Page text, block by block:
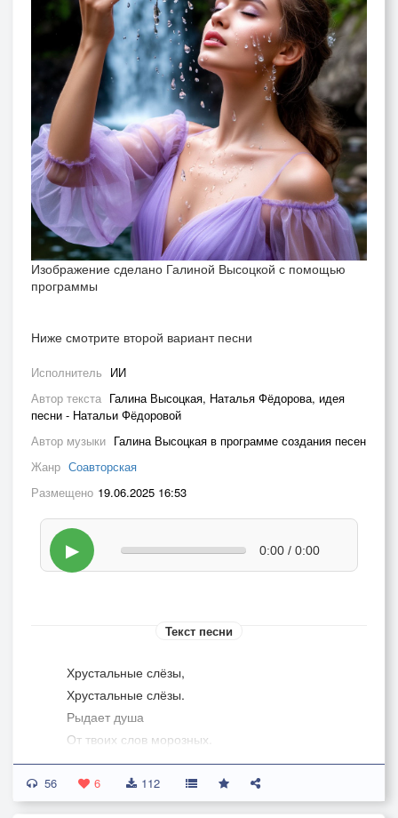
Изображение сделано Галиной Высоцкой с помощью
программы
Ниже смотрите второй вариант песни
Исполнитель ИИ
Автор текста Галина Высоцкая, Наталья Фёдорова, идея
песни - Натальи Фёдоровой
Автор музыки Галина Высоцкая в программе создания песен
Жанр Соавторская
Размещено 19.06.2025 16:53
▶ 0:00 / 0:00
Текст песни
Хрустальные слёзы,
Хрустальные слёзы.
Рыдает душа
От твоих слов морозных.
Хрустальные слёзы
Как горный поток
56 6 112